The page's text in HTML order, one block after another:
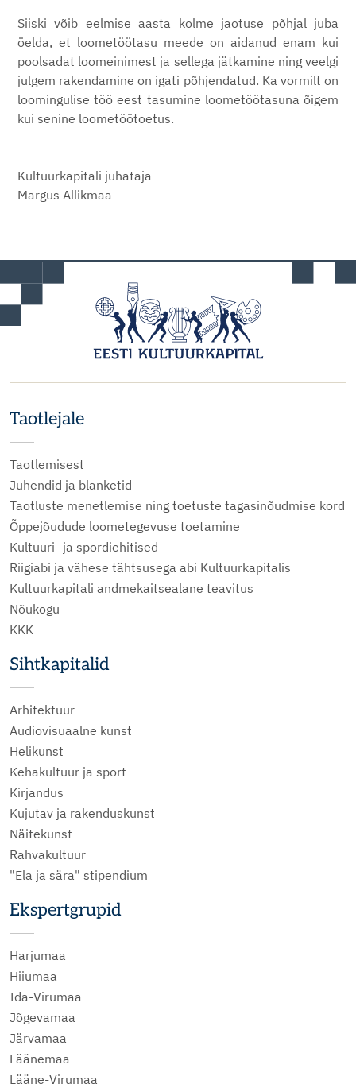
Siiski võib eelmise aasta kolme jaotuse põhjal juba
öelda, et loometöötasu meede on aidanud enam kui
poolsadat loomeinimest ja sellega jätkamine ning veelgi
julgem rakendamine on igati põhjendatud. Ka vormilt on
loomingulise töö eest tasumine loometöötasuna õigem
kui senine loometöötoetus.
Kultuurkapitali juhataja
Margus Allikmaa
Taotlejale
Taotlemisest
Juhendid ja blanketid
Taotluste menetlemise ning toetuste tagasinõudmise kord
Õppejõudude loometegevuse toetamine
Kultuuri- ja spordiehitised
Riigiabi ja vähese tähtsusega abi Kultuurkapitalis
Kultuurkapitali andmekaitsealane teavitus
Nõukogu
KKK
Sihtkapitalid
Arhitektuur
Audiovisuaalne kunst
Helikunst
Kehakultuur ja sport
Kirjandus
Kujutav ja rakenduskunst
Näitekunst
Rahvakultuur
"Ela ja sära" stipendium
Ekspertgrupid
Harjumaa
Hiiumaa
Ida-Virumaa
Jõgevamaa
Järvamaa
Läänemaa
Lääne-Virumaa